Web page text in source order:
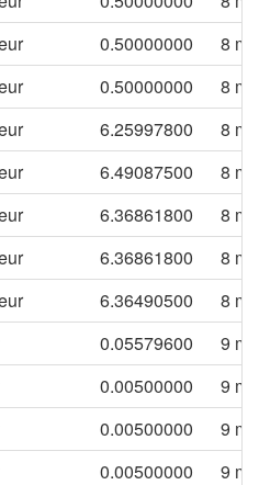
0.50000000
8
0.50000000
8
6.25997800
8
6.49087500
8
6.36861800
8
6.36861800
8
6.36490500
8
0.05579600
9
0.00500000
9
0.00500000
9
0.00500000
9